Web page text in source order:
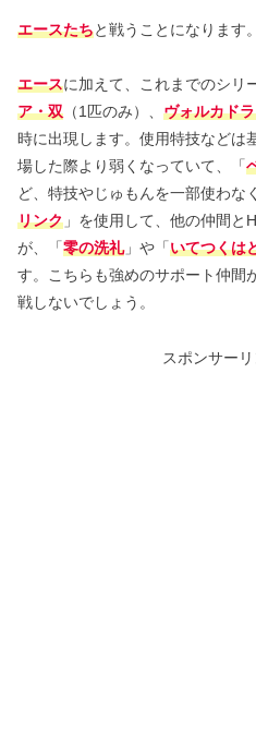
エースたちと戦うことになります。
エースに加えて、これまでのシリ
ア・双 （1匹のみ）、 ヴォルカド
時に出現します。使用特技などは
場した際より弱くなっていて、「
ど、特技やじゅもんを一部使わな
リンク 」を使用して、他の仲間と
が、「零の洗礼」や「いてつくは
す。こちらも強めのサポート仲間
戦しないでしょう。
スポンサー